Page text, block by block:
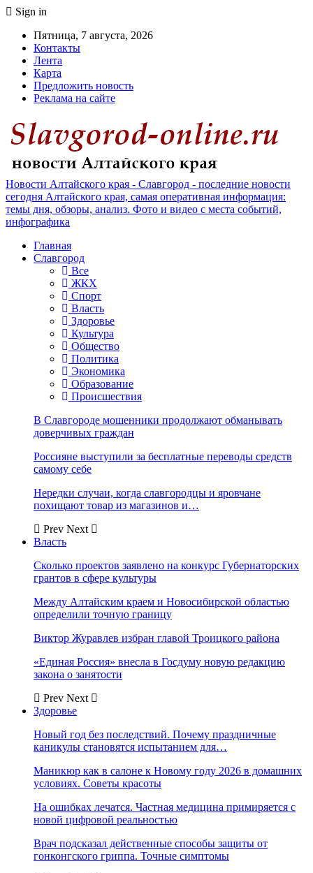
Sign in
Пятница, 7 августа, 2026
Контакты
Лента
Карта
Предложить новость
Реклама на сайте
Новости Алтайского края - Славгород - последние новости
сегодня Алтайского края, самая оперативная информация:
темы дня, обзоры, анализ. Фото и видео с места событий,
инфографика
Главная
Славгород
Все
ЖКХ
Спорт
Власть
Здоровье
Культура
Общество
Политика
Экономика
Образование
Происшествия
В Славгороде мошенники продолжают обманывать
доверчивых граждан
Россияне выступили за бесплатные переводы средств
самому себе
Нередки случаи, когда славгородцы и яровчане
похищают товар из магазинов и…
Prev Next
Власть
Сколько проектов заявлено на конкурс Губернаторских
грантов в сфере культуры
Между Алтайским краем и Новосибирской областью
определили точную границу
Виктор Журавлев избран главой Троицкого района
«Единая Россия» внесла в Госдуму новую редакцию
закона о занятости
Prev Next
Здоровье
Новый год без последствий. Почему праздничные
каникулы становятся испытанием для…
Маникюр как в салоне к Новому году 2026 в домашних
условиях. Советы красоты
На ошибках лечатся. Частная медицина примиряется с
новой цифровой реальностью
Врач подсказал действенные способы защиты от
гонконгского гриппа. Точные симптомы